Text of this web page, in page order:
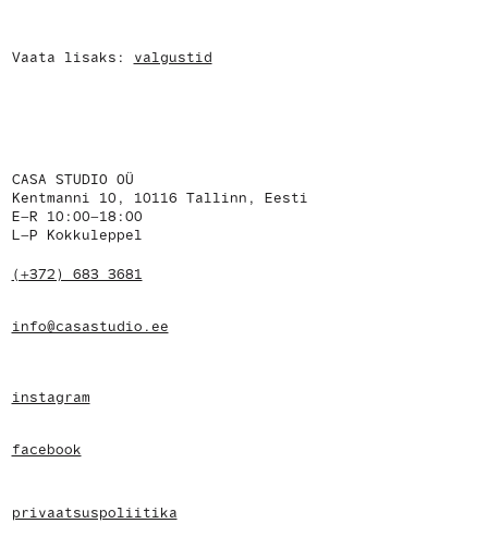
Vaata lisaks: valgustid
CASA STUDIO OÜ
Kentmanni 10, 10116 Tallinn, Eesti
E–R 10:00–18:00
L–P Kokkuleppel
(+372) 683 3681
info@casastudio.ee
instagram
facebook
privaatsuspoliitika